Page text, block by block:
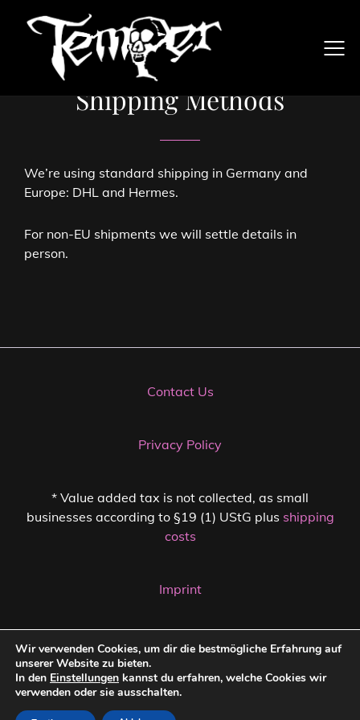
Shipping Methods
We’re using standard shipping in Germany and
Europe: DHL and Hermes.
For non-EU shipments we will settle details in
person.
Contact Us
Privacy Policy
* Value added tax is not collected, as small
businesses according to §19 (1) UStG plus shipping
costs
Imprint
Cancellation Policy
COPYRIGHT © 2026ROCK WITH TEMPER
Wir verwenden Cookies, um dir die bestmögliche Erfahrung auf
unserer Website zu bieten.
In den Einstellungen kannst du erfahren, welche Cookies wir
verwenden oder sie ausschalten.